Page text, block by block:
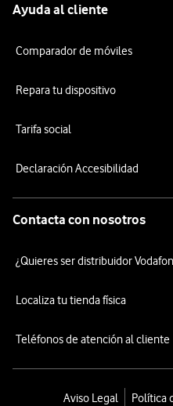
Ayuda al cliente
Comparador de móviles
Repara tu dispositivo
Tarifa social
Declaración Accesibilidad
Contacta con nosotros
¿Quieres ser distribuidor
Localiza tu tienda física
Teléfonos de atención al cliente
Aviso Legal Política